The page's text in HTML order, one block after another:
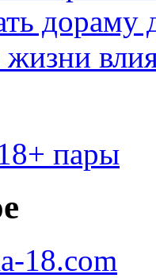
дораму
пары
18.com